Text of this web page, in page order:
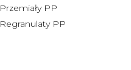
Przemiały PP
Regranulaty PP